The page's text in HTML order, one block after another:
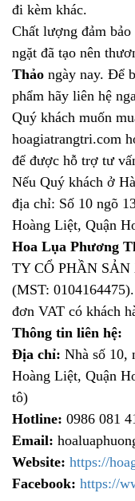
đi kèm khác.
Chất lượng đảm
ngặt đã tạo nên
Thảo ngày nay. Để
phẩm hãy liên hệ
Quý khách muốn
hoagiatrangtri.com
để được hỗ trợ tư
Nếu Quý khách ở
địa chỉ: Số 10 ngõ
Hoàng Liệt, Quận
Hoa Lụa Phương
TY CỔ PHẦN
(MST:
đơn VAT có khách
Thông tin liên hệ:
Địa chỉ: Nhà số 10,
Hoàng Liệt, Quận
tô)
Hotline: 0986 081
Email:
Website: https://
Facebook: https://